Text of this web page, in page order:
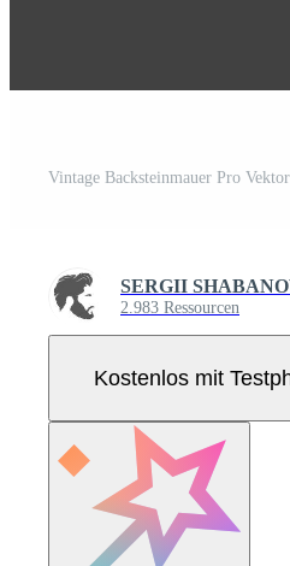
Vintage Backsteinmauer Pro Vektor
SERGII
2.983 Ressourcen
Kostenlos mit